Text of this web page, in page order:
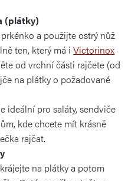
(plátky)
a použijte ostrý nůž
ten, který má i Victorinox
od vrchní části rajčete (od
na plátky o požadované
ideální pro saláty, sendviče
kde chcete mít krásně
rajčat.
na plátky a potom